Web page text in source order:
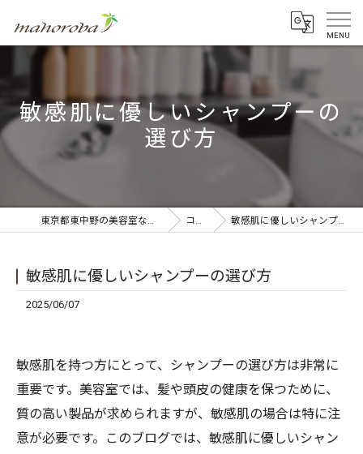
敏感肌に優しいシャンプーの
選び方
東京都東中野の美容室ならmahoroba コラム 敏感肌に優しいシャンプーの選び方
敏感肌に優しいシャンプーの選び方
2025/06/07
敏感肌を持つ方にとって、シャンプーの選び方は非常に
重要です。美容室では、髪や頭皮の健康を保つために、
質の高い製品が求められますが、敏感肌の場合は特に注
意が必要です。このブログでは、敏感肌に優しいシャン